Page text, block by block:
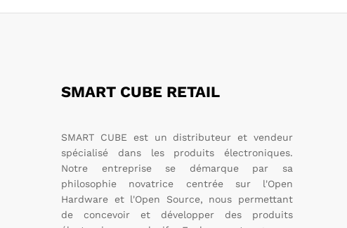
SMART CUBE RETAIL
SMART CUBE est un distributeur et vendeur
spécialisé dans les produits électroniques.
Notre entreprise se démarque par sa
philosophie novatrice centrée sur l'Open
Hardware et l'Open Source, nous permettant
de concevoir et développer des produits